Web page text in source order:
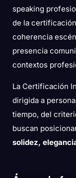
speaking
de la
coherencia
presencia
contextos
La Certificación
dirigida a
tiempo, del
buscan
solidez,